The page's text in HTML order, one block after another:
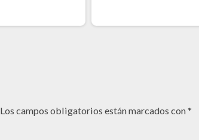
Los campos obligatorios están marcados con*